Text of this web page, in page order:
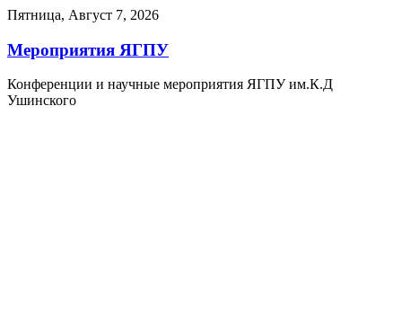
Пятница, Август 7, 2026
Мероприятия ЯГПУ
Конференции и научные мероприятия ЯГПУ им.К.Д
Ушинского